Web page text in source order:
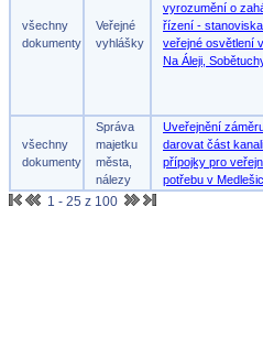
všechny
dokumenty
Veřejné
vyhlášky
vyrozumění o
řízení -
veřejné osvětlení
Na Áleji,
všechny
dokumenty
Správa
majetku
města,
nálezy
Uveřejnění
darovat část
přípojky pro
potřebu v
1 - 25 z 100